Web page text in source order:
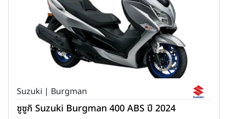
Suzuki | Burgman
ซูซูกิ Suzuki Burgman 400 ABS ปี 2024